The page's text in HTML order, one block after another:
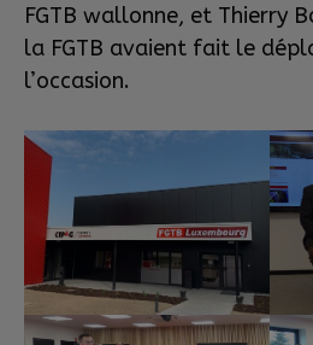
FGTB wallonne, et Thierry
la FGTB avaient fait le
l’occasion.